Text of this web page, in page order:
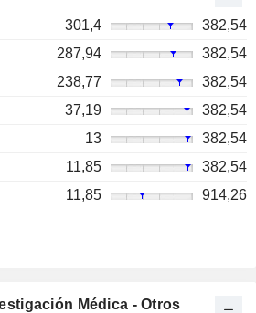
301,4
382,54
287,94
382,54
238,77
382,54
37,19
382,54
13
382,54
11,85
382,54
11,85 914,26
Médica - Otros